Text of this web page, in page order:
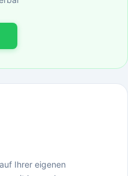
Ihrer eigenen